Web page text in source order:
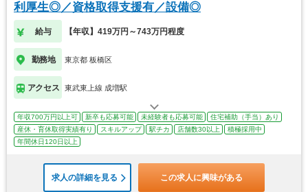
利厚生◎／資格取得支援有／設備◎
給与 【年収】419万円～743万円程度
勤務地 東京都 板橋区
アクセス 東武東上線 成増駅
年収700万円以上可 新卒も応募可能 未経験者も応募可能
住宅補助（手当）あり
産休・育休取得実績有り
スキルアップ 駅チカ 店舗数30以上
積極採用中
年間休日120日以上
求人の詳細を見る この求人に興味がある